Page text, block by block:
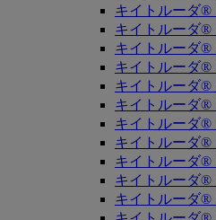
キイトルーダ®
キイトルーダ®
キイトルーダ®
キイトルーダ®
キイトルーダ®
キイトルーダ®
キイトルーダ®
キイトルーダ®
キイトルーダ®
キイトルーダ®
キイトルーダ®